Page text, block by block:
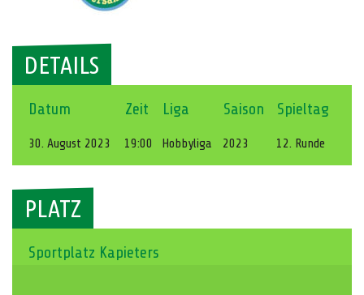
DETAILS
Datum Zeit Liga Saison Spieltag
30. August 2023 19:00 Hobbyliga 2023 12. Runde
PLATZ
Sportplatz Kapieters